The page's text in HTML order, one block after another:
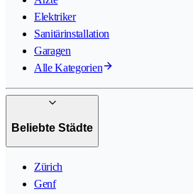
Elektriker
Sanitärinstallation
Garagen
Alle Kategorien
Beliebte Städte
Zürich
Genf